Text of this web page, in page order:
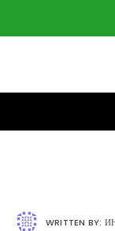
WRITTEN BY: